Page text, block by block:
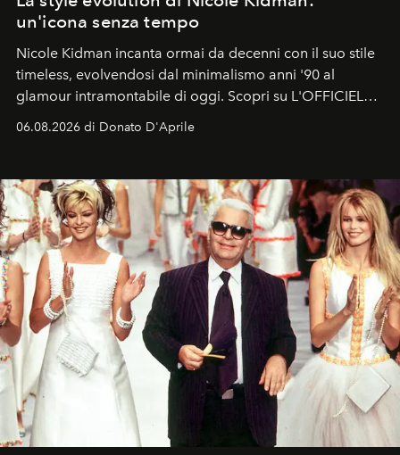
un'icona senza tempo
Nicole Kidman incanta ormai da decenni con il suo stile
timeless, evolvendosi dal minimalismo anni '90 al
glamour intramontabile di oggi. Scopri su L'OFFICIEL
Italia la sua style evolution.
06.08.2026 di Donato D'Aprile